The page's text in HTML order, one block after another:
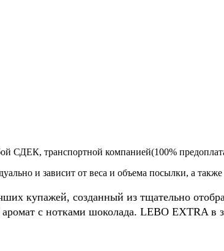
СДЕК, транспортной компанией(100%
и зависит от веса и объема посылки, а
купажей, созданный из тщательно
с нотками шоколада. LEBO EXTRA